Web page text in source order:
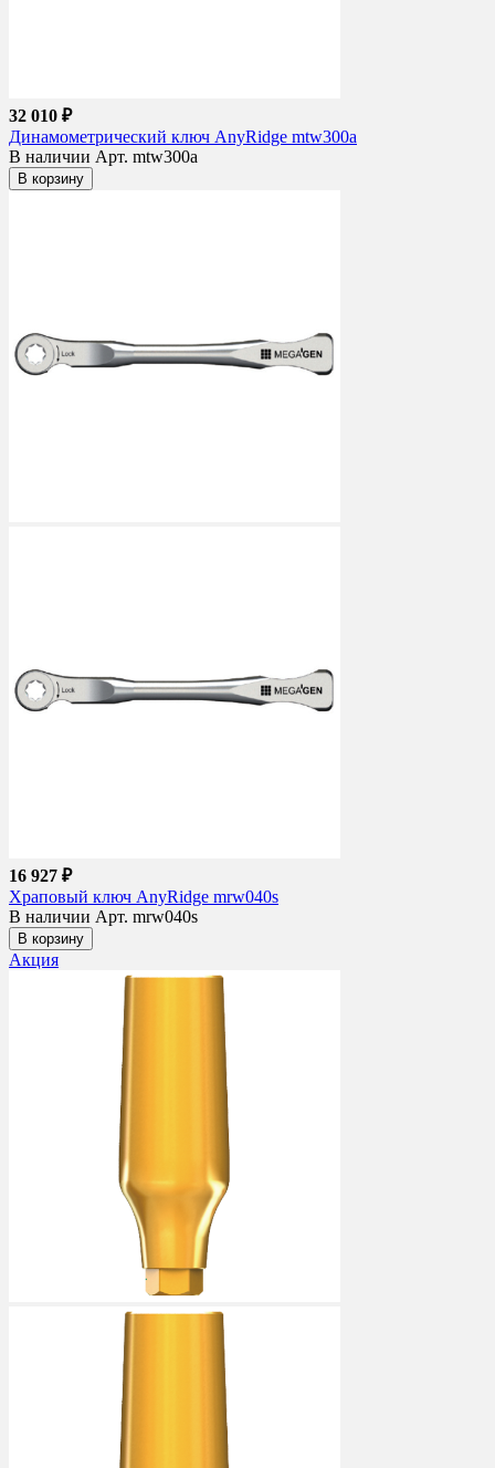
32 010 ₽
Динамометрический ключ AnyRidge mtw300a
В наличии Арт. mtw300a
В корзину
16 927 ₽
Храповый ключ AnyRidge mrw040s
В наличии Арт. mrw040s
В корзину
Акция